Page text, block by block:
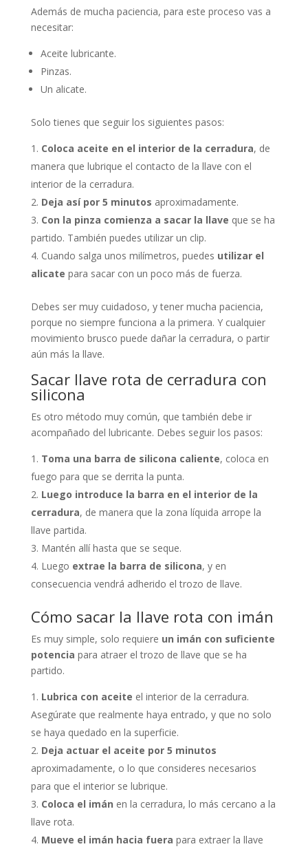
Además de mucha paciencia, para este proceso vas a
necesitar:
Aceite lubricante.
Pinzas.
Un alicate.
Solo tienes que seguir los siguientes pasos:
Coloca aceite en el interior de la cerradura, de
manera que lubrique el contacto de la llave con el
interior de la cerradura.
Deja así por 5 minutos aproximadamente.
Con la pinza comienza a sacar la llave que se ha
partido. También puedes utilizar un clip.
Cuando salga unos milímetros, puedes utilizar el
alicate para sacar con un poco más de fuerza.
Debes ser muy cuidadoso, y tener mucha paciencia,
porque no siempre funciona a la primera. Y cualquier
movimiento brusco puede dañar la cerradura, o partir
aún más la llave.
Sacar llave rota de cerradura con
silicona
Es otro método muy común, que también debe ir
acompañado del lubricante. Debes seguir los pasos:
Toma una barra de silicona caliente, coloca en
fuego para que se derrita la punta.
Luego introduce la barra en el interior de la
cerradura, de manera que la zona líquida arrope la
llave partida.
Mantén allí hasta que se seque.
Luego extrae la barra de silicona, y en
consecuencia vendrá adherido el trozo de llave.
Cómo sacar la llave rota con imán
Es muy simple, solo requiere un imán con suficiente
potencia para atraer el trozo de llave que se ha
partido.
Lubrica con aceite el interior de la cerradura.
Asegúrate que realmente haya entrado, y que no solo
se haya quedado en la superficie.
Deja actuar el aceite por 5 minutos
aproximadamente, o lo que consideres necesarios
para que el interior se lubrique.
Coloca el imán en la cerradura, lo más cercano a la
llave rota.
Mueve el imán hacia fuera para extraer la llave